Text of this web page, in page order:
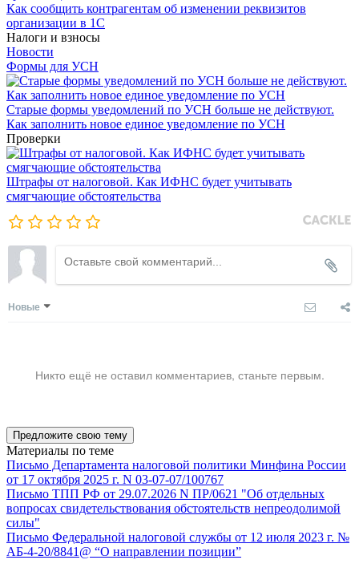
Как сообщить контрагентам об изменении реквизитов
организации в 1C
Налоги и взносы
Новости
Формы для УСН
Старые формы уведомлений по УСН больше не действуют.
Как заполнить новое единое уведомление по УСН
Проверки
Штрафы от налоговой. Как ИФНС будет учитывать
смягчающие обстоятельства
Новые
Никто ещё не оставил комментариев, станьте первым.
Предложите свою тему
Материалы по теме
Письмо Департамента налоговой политики Минфина России
от 17 октября 2025 г. N 03-07-07/100767
Письмо ТПП РФ от 29.07.2026 N ПР/0621 "Об отдельных
вопросах свидетельствования обстоятельств непреодолимой
силы"
Письмо Федеральной налоговой службы от 12 июля 2023 г. №
АБ-4-20/8841@ “О направлении позиции”